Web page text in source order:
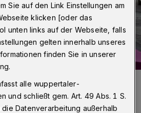
soll lebendig bleiben (Symbolbild).
Sie auf den Link Einstellungen am
klicken [oder das
unten links auf der Webseite, falls
gelten innerhalb unseres
finden Sie in unserer
alle wuppertaler-
und schließt gem. Art. 49 Abs. 1 S.
die Datenverarbeitung außerhalb